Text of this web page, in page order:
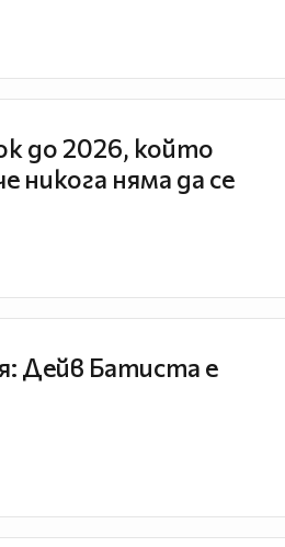
до 2026, който
никога няма да се
Дейв Батиста е